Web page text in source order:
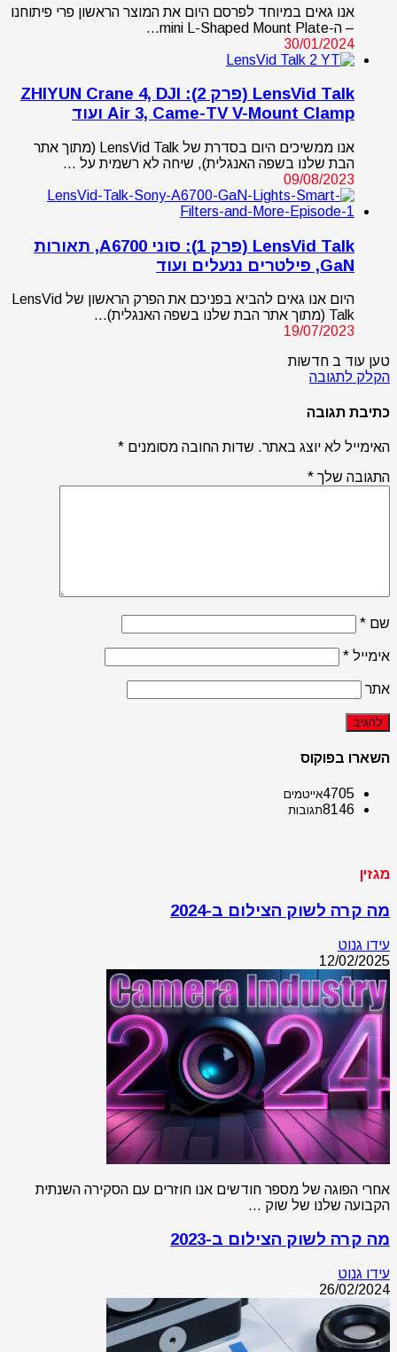
אנו גאים במיוחד לפרסם היום את המוצר הראשון פרי פיתוחנו
– ה-mini L-Shaped Mount Plate…
30/01/2024
LensVid Talk (פרק 2): ZHIYUN Crane 4, DJI
Air 3, Came-TV V-Mount Clamp ועוד
אנו ממשיכים היום בסדרת של LensVid Talk (מתוך אתר
הבת שלנו בשפה האנגלית), שיחה לא רשמית על …
09/08/2023
LensVid Talk (פרק 1): סוני A6700, תאורות
GaN, פילטרים ננעלים ועוד
היום אנו גאים להביא בפניכם את הפרק הראשון של LensVid
Talk (מתוך אתר הבת שלנו בשפה האנגלית)…
19/07/2023
טען עוד ב חדשות
הקלק לתגובה
כתיבת תגובה
האימייל לא יוצג באתר. שדות החובה מסומנים *
התגובה שלך *
שם *
אימייל *
אתר
השארו בפוקוס
4705אייטמים
8146תגובות
מגזין
מה קרה לשוק הצילום ב-2024
עידו גנוט
12/02/2025
אחרי הפוגה של מספר חודשים אנו חוזרים עם הסקירה השנתית
הקבועה שלנו של שוק …
מה קרה לשוק הצילום ב-2023
עידו גנוט
26/02/2024